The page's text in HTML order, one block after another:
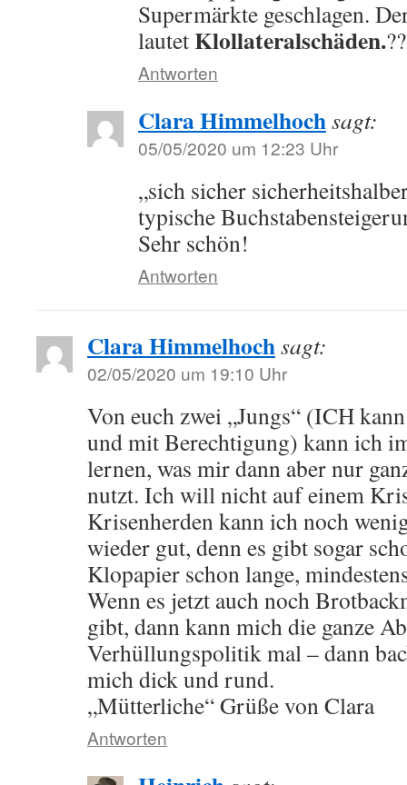
Supermärkte geschlagen.
lautetKlollateralschäden.??
Antworten
Clara Himmelhochsagt:
05/05/2020 um 12:23 Uhr
„sich sicher
typische
Sehr schön!
Antworten
Clara Himmelhochsagt:
02/05/2020 um 19:10 Uhr
Von euch zwei „Jungs“ (ICH
und mit Berechtigung) kann ich
lernen, was mir dann aber nur
nutzt. Ich will nicht auf einem
Krisenherden kann ich noch
wieder gut, denn es gibt sogar
Klopapier schon lange,
Wenn es jetzt auch noch
gibt, dann kann mich die ganze
Verhüllungspolitik mal – dann
mich dick und rund.
„Mütterliche“ Grüße von Clara
Antworten